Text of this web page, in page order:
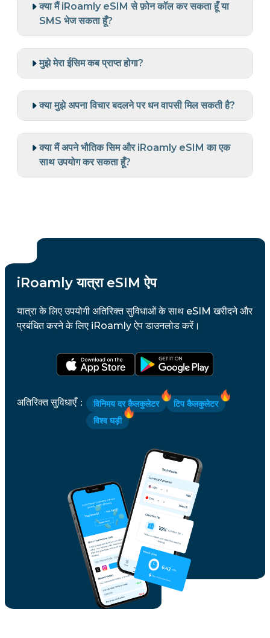
क्या मैं iRoamly eSIM से फ़ोन कॉल कर सकता हूँ या
SMS भेज सकता हूँ?
मुझे मेरा ईसिम कब प्राप्त होगा?
क्या मुझे अपना विचार बदलने पर धन वापसी मिल सकती है?
क्या मैं अपने भौतिक सिम और iRoamly eSIM का एक
साथ उपयोग कर सकता हूँ?
iRoamly यात्रा eSIM ऐप
यात्रा के लिए उपयोगी अतिरिक्त सुविधाओं के साथ eSIM खरीदने और
प्रबंधित करने के लिए iRoamly ऐप डाउनलोड करें।
अतिरिक्त सुविधाएँ： विनिमय दर कैलकुलेटर
टिप कैलकुलेटर
विश्व घड़ी